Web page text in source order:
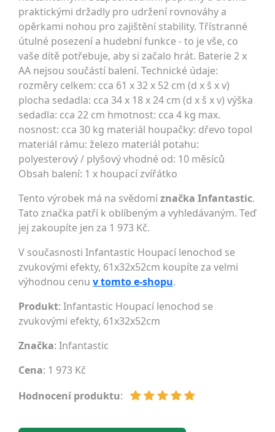
praktickými držadly pro udržení rovnováhy a
opěrkami nohou pro zajištění stability. Třístranné
útulné posezení a hudební funkce - to je vše, co
vaše dítě potřebuje, aby si začalo hrát. Baterie 2 x
AA nejsou součástí balení. Technické údaje:
rozměry celkem: cca 61 x 32 x 52 cm (d x š x v)
plocha sedadla: cca 34 x 18 x 24 cm (d x š x v) výška
sedadla: cca 22 cm hmotnost: cca 4 kg max.
nosnost: cca 30 kg materiál houpačky: dřevo topol
materiál rámu: železo materiál potahu:
polyesterový / plyšový vhodné od: 10 měsíců
Obsah balení: 1 x houpací zvířátko
Tento výrobek má na svědomíznačka Infantastic.
Tato značka patří k oblíbeným a vyhledávaným. Teď
jej zakoupíte jen za 1 973 Kč.
V současnosti Infantastic Houpací lenochod se
zvukovými efekty, 61x32x52cm koupíte za velmi
výhodnou cenu v tomto e-shopu.
Produkt: Infantastic Houpací lenochod se
zvukovými efekty, 61x32x52cm
Značka: Infantastic
Cena: 1 973 Kč
Hodnocení produktu: